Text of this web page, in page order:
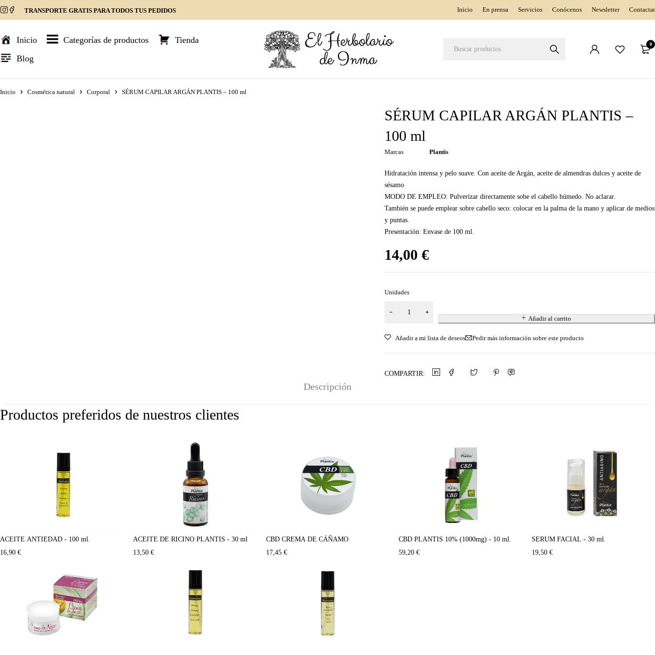
TRANSPORTE GRATIS PARA TODOS TUS PEDIDOS Inicio En prensa Servicios Conócenos Newsletter Contactar
Inicio Categorías de productos
Tienda
Blog
0
Inicio Cosmética natural Corporal SÉRUM CAPILAR ARGÁN PLANTIS – 100 ml
SÉRUM CAPILAR ARGÁN PLANTIS –
100 ml
Marcas Plantis
Hidratación intensa y pelo suave. Con aceite de Argán, aceite de almendras dulces y aceite de
sésamo
MODO DE EMPLEO: Pulverizar directamente sobe el cabello húmedo. No aclarar.
También se puede emplear sobre cabello seco: colocar en la palma de la mano y aplicar de medios
y puntas.
Presentación: Envase de 100 ml.
14,00€
Unidades
Añadir al carrito
Pedir más información sobre este producto
COMPARTIR:
Descripción
Productos preferidos de nuestros clientes
ACEITE ANTIEDAD - 100 ml.
16,90 €
ACEITE DE RICINO PLANTIS - 30 ml
13,50 €
CBD CREMA DE CÁÑAMO
17,45 €
CBD PLANTIS 10% (1000mg) - 10 ml.
59,20€
SERUM FACIAL - 30 ml.
19,50€